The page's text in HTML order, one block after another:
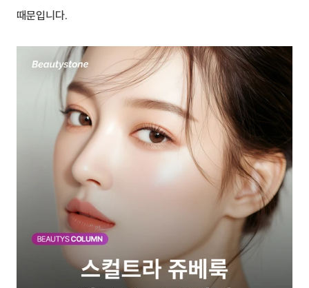
때문입니다.